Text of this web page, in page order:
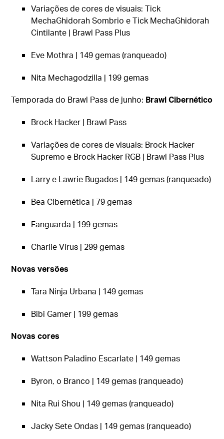
Variações de cores de visuais: Tick
MechaGhidorah Sombrio e Tick MechaGhidorah
Cintilante | Brawl Pass Plus
Eve Mothra | 149 gemas (ranqueado)
Nita Mechagodzilla | 199 gemas
Temporada do Brawl Pass de junho: Brawl Cibernético
Brock Hacker | Brawl Pass
Variações de cores de visuais: Brock Hacker
Supremo e Brock Hacker RGB | Brawl Pass Plus
Larry e Lawrie Bugados | 149 gemas (ranqueado)
Bea Cibernética | 79 gemas
Fanguarda | 199 gemas
Charlie Vírus | 299 gemas
Novas versões
Tara Ninja Urbana | 149 gemas
Bibi Gamer | 199 gemas
Novas cores
Wattson Paladino Escarlate | 149 gemas
Byron, o Branco | 149 gemas (ranqueado)
Nita Rui Shou | 149 gemas (ranqueado)
Jacky Sete Ondas | 149 gemas (ranqueado)